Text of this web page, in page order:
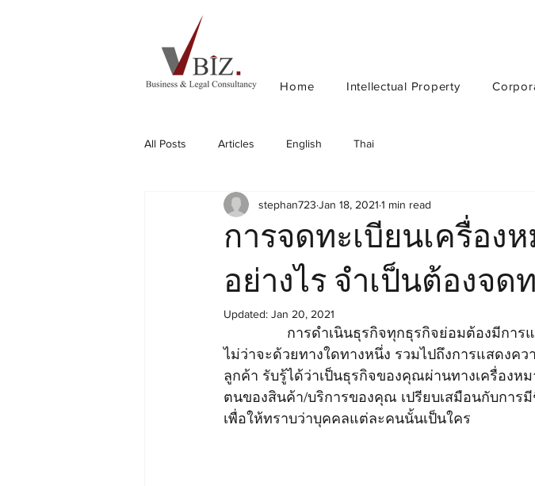
Home Intellectual Property
All Posts Articles English Thai
การจดทะเบียนเครื่อง
อย่างไร จำเป็นต้องจด
stephan723 Jan 18, 2021 1 min read
Updated: Jan 20, 2021
ไม่ว่าจะด้วยทางใดทางหนึ่ง รวมไปถึงการแสดงคว
ลูกค้า รับรู้ได้ว่าเป็นธุรกิจของคุณผ่านทางเครื่อง
ตนของสินค้า/บริการของคุณ เปรียบเสมือนกับการ
เพื่อให้ทราบว่าบุคคลแต่ละคนนั้นเป็นใคร